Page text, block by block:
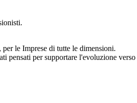
le Imprese di tutte le dimensioni.
pensati per supportare l'evoluzione verso